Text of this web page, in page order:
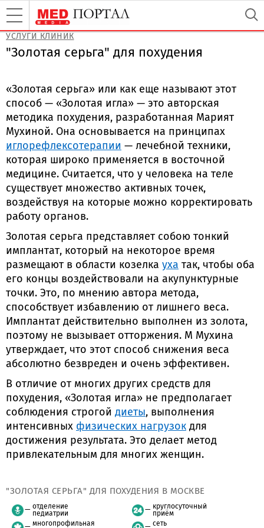
УСЛУГИ КЛИНИК
"Золотая серьга" для похудения
«Золотая серьга» или как еще называют этот
способ — «Золотая игла» — это авторская
методика похудения, разработанная Марият
Мухиной. Она основывается на принципах
иглорефлексотерапии — лечебной техники,
которая широко применяется в восточной
медицине. Считается, что у человека на теле
существует множество активных точек,
воздействуя на которые можно корректировать
работу органов.
Золотая серьга представляет собою тонкий
имплантат, который на некоторое время
размещают в области козелка уха так, чтобы оба
его концы воздействовали на акупунктурные
точки. Это, по мнению автора метода,
способствует избавлению от лишнего веса.
Имплантат действительно выполнен из золота,
поэтому не вызывает отторжения. М Мухина
утверждает, что этот способ снижения веса
абсолютно безвреден и очень эффективен.
В отличие от многих других средств для
похудения, «Золотая игла» не предполагает
соблюдения строгой диеты, выполнения
интенсивных физических нагрузок для
достижения результата. Это делает метод
привлекательным для многих женщин.
"ЗОЛОТАЯ СЕРЬГА" ДЛЯ ПОХУДЕНИЯ В МОСКВЕ
отделение
педиатрии
многопрофильная
круглосуточный
приём
сеть